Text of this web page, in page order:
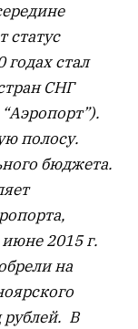
статус
годах стал
СНГ
полосу.
бюджета.
2015 г.
на
рублей. В